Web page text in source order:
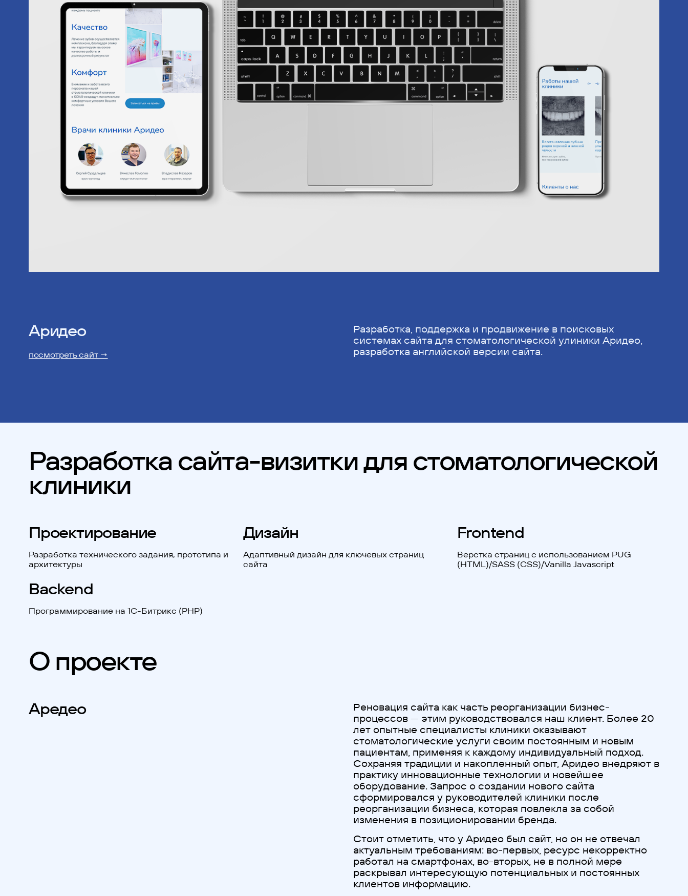
Аридео
посмотреть сайт →
Разработка, поддержка и продвижение в поисковых
системах сайта для стоматологической улиники Аридео,
разработка английской версии сайта.
Разработка сайта-визитки для стоматологической
клиники
Проектирование
Разработка технического задания, прототипа и
архитектуры
Дизайн
Адаптивный дизайн для ключевых страниц
сайта
Frontend
Верстка страниц с использованием PUG
(HTML)/SASS (CSS)/Vanilla Javascript
Backend
Программирование на 1С-Битрикс (PHP)
О проекте
Аредео
Реновация сайта как часть реорганизации бизнес-
процессов — этим руководствовался наш клиент. Более 20
лет опытные специалисты клиники оказывают
стоматологические услуги своим постоянным и новым
пациентам, применяя к каждому индивидуальный подход.
Сохраняя традиции и накопленный опыт, Аридео внедряют в
практику инновационные технологии и новейшее
оборудование. Запрос о создании нового сайта
сформировался у руководителей клиники после
реорганизации бизнеса, которая повлекла за собой
изменения в позиционировании бренда.
Стоит отметить, что у Аридео был сайт, но он не отвечал
актуальным требованиям: во-первых, ресурс некорректно
работал на смартфонах, во-вторых, не в полной мере
раскрывал интересующую потенциальных и постоянных
клиентов информацию.